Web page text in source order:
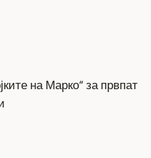
на Марко“ за првпат